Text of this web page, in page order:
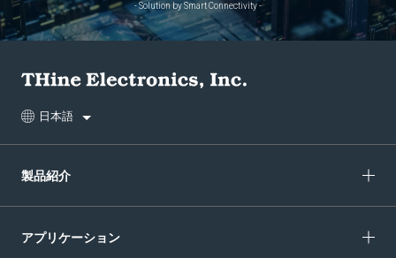
- Solution by Smart Connectivity -
日本語
製品紹介
アプリケーション